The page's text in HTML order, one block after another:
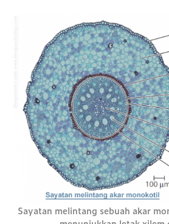
Sayatan melintang sebuah akar